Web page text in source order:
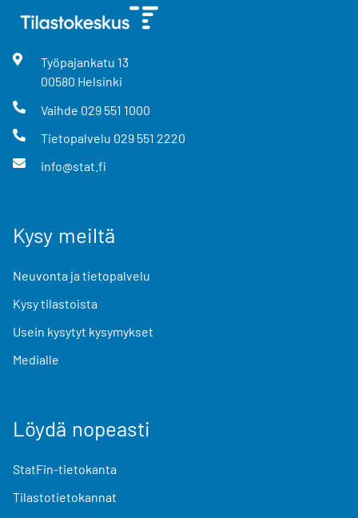
Työpajankatu 13
00580 Helsinki
Vaihde 029 551 1000
Tietopalvelu 029 551 2220
info@stat.fi
Kysy meiltä
Neuvonta ja tietopalvelu
Kysy tilastoista
Usein kysytyt kysymykset
Medialle
Löydä nopeasti
StatFin-tietokanta
Tilastotietokannat